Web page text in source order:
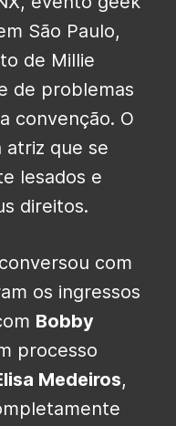
São Paulo,
de Millie
de problemas
convenção. O
atriz que se
lesados e
direitos.
com
os ingressos
Bobby
processo
Medeiros,